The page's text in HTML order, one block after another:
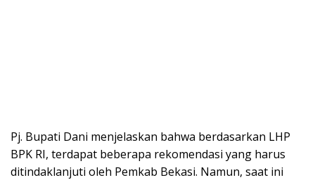
Pj. Bupati Dani menjelaskan bahwa berdasarkan LHP
BPK RI, terdapat beberapa rekomendasi yang harus
ditindaklanjuti oleh Pemkab Bekasi. Namun, saat ini